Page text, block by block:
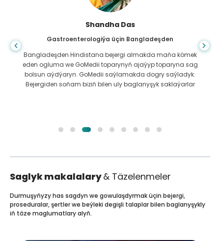
Shandha Das
Gastroenterologiýa üçin Bangladeşden
Bangladeşden Hindistana bejergi almakda maňa kömek
eden ogluma we GoMedii toparynyň ajaýyp toparyna sag
bolsun aýdýaryn. GoMedii saýlamakda dogry saýladyk.
Bejergiden soňam biziň bilen uly baglanyşyk saklaýarlar
Saglyk makalalary& Täzelenmeler
Durmuşyňyzy has sagdyn we gowulaşdyrmak üçin bejergi,
proseduralar, şertler we beýleki degişli talaplar bilen baglanyşykly
iň täze maglumatlary alyň.